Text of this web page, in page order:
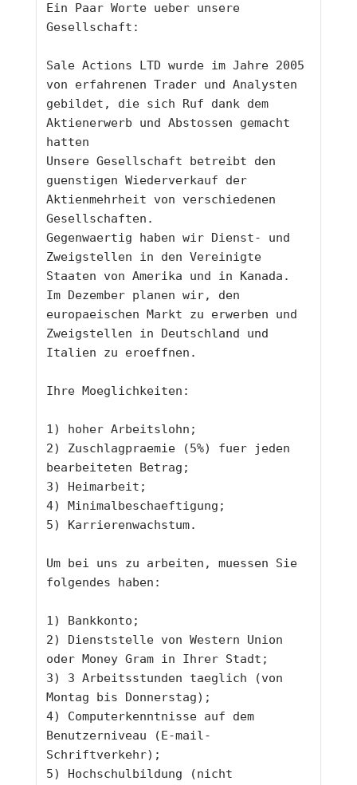
Ein Paar Worte ueber unsere
Gesellschaft:
Sale Actions LTD wurde im Jahre 2005
von erfahrenen Trader und Analysten
gebildet, die sich Ruf dank dem
Aktienerwerb und Abstossen gemacht
hatten
Unsere Gesellschaft betreibt den
guenstigen Wiederverkauf der
Aktienmehrheit von verschiedenen
Gesellschaften.
Gegenwaertig haben wir Dienst- und
Zweigstellen in den Vereinigte
Staaten von Amerika und in Kanada.
Im Dezember planen wir, den
europaeischen Markt zu erwerben und
Zweigstellen in Deutschland und
Italien zu eroeffnen.
Ihre Moeglichkeiten:
1) hoher Arbeitslohn;
2) Zuschlagpraemie (5%) fuer jeden
bearbeiteten Betrag;
3) Heimarbeit;
4) Minimalbeschaeftigung;
5) Karrierenwachstum.
Um bei uns zu arbeiten, muessen Sie
folgendes haben:
1) Bankkonto;
2) Dienststelle von Western Union
oder Money Gram in Ihrer Stadt;
3) 3 Arbeitsstunden taeglich (von
Montag bis Donnerstag);
4) Computerkenntnisse auf dem
Benutzerniveau (E-mail-
Schriftverkehr);
5) Hochschulbildung (nicht